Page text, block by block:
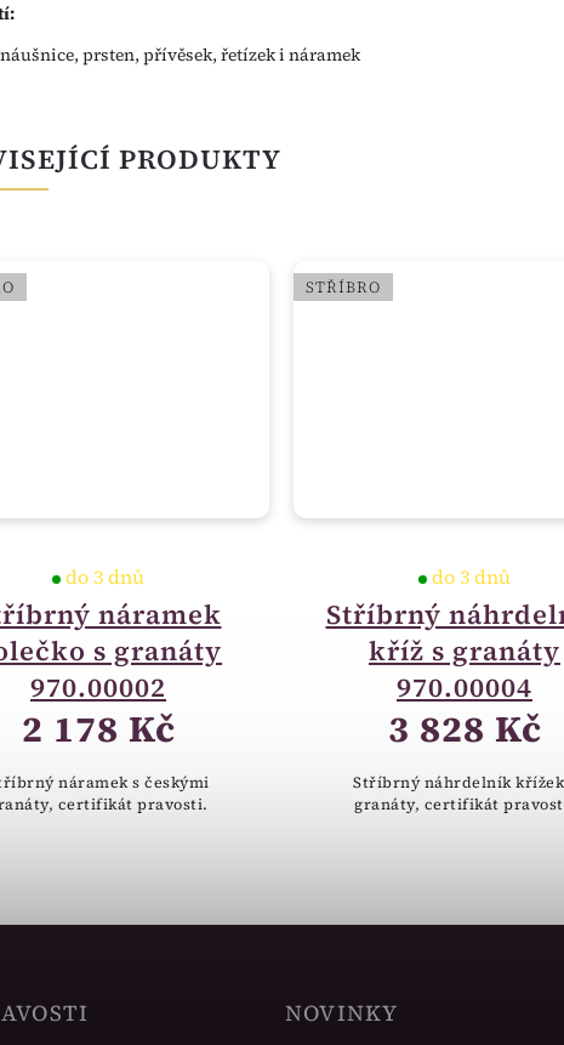
náušnice, prsten, přívěsek, řetízek i náramek
PRODUKTY
náramek
s granáty
970.00002
do 3 dnů
2 178 Kč
náramek s českými
certifikát pravosti.
STŘÍBRO
Stříbrný
kříž s granáty
970.00004
do 3 dnů
3 828 Kč
Stříbrný náhrdelník
granáty, certifikát
NOVINKY